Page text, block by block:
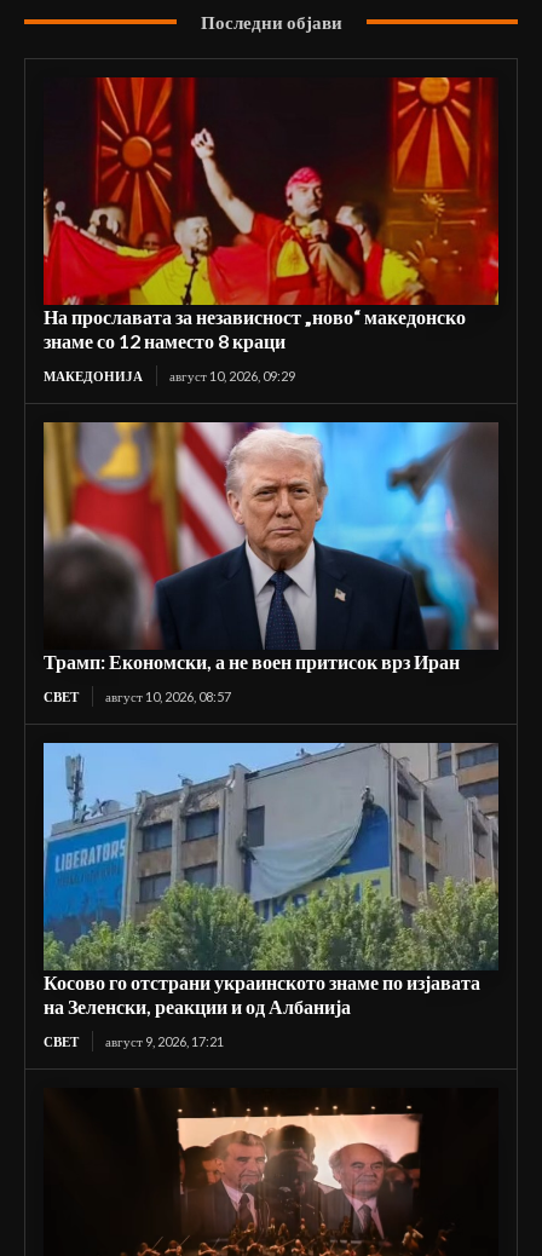
Последни објави
На прославата за независност „ново“ македонско
знаме со 12 наместо 8 краци
МАКЕДОНИЈА август 10, 2026, 09:29
Трамп: Економски, а не воен притисок врз Иран
СВЕТ август 10, 2026, 08:57
Косово го отстрани украинското знаме по изјавата
на Зеленски, реакции и од Албанија
СВЕТ август 9, 2026, 17:21